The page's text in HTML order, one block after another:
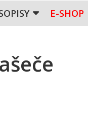
E-SHOP